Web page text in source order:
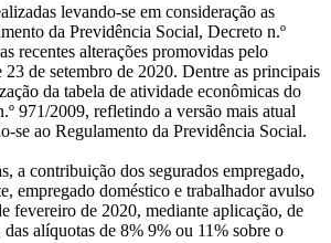
levando-se em consideração as
da Previdência Social, Decreto n.º
recentes alterações promovidas pelo
23 de setembro de 2020. Dentre as principais
da tabela de atividade econômicas do
971/2009, refletindo a versão mais atual
se ao Regulamento da Previdência Social.
a contribuição dos segurados empregado,
empregado doméstico e trabalhador avulso
fevereiro de 2020, mediante aplicação, de
alíquotas de 8% 9% ou 11% sobre o